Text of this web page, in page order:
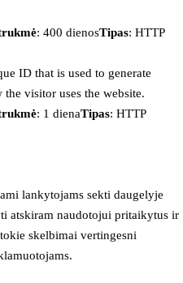
: 400 dienosTipas: HTTP
ID that is used to generate
the visitor uses the website.
: 1 dienaTipas: HTTP
lankytojams sekti daugelyje
atskiram naudotojui pritaikytus ir
skelbimai vertingesni